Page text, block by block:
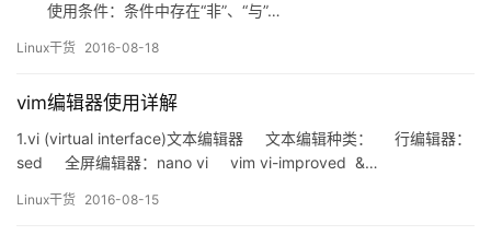
使用条件：条件中存在“非”、“与”…
Linux干货 2016-08-18
vim编辑器使用详解
1.vi (virtual interface)文本编辑器 文本编辑种类： 行编辑器：
sed 全屏编辑器：nano vi vim vi-improved &…
Linux干货 2016-08-15